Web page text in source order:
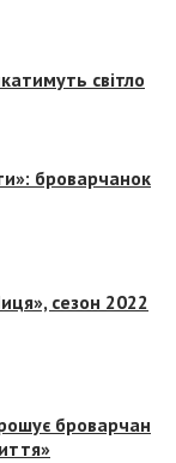
світло
броварчанок
сезон 2022
броварчан